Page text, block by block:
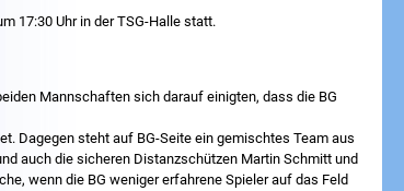
17:30 Uhr in der TSG-Halle statt.
Mannschaften sich darauf einigten, dass die BG
Dagegen steht auf BG-Seite ein gemischtes Team aus
auch die sicheren Distanzschützen Martin Schmitt und
wenn die BG weniger erfahrene Spieler auf das Feld